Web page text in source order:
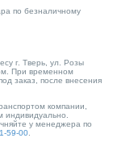
Однофазное
Встроенный
Насосы
по безналичному
г. Тверь, ул. Розы
При временном
заказ, после внесения
компании,
индивидуально.
у менеджера по
59-00